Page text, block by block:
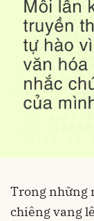
Trong những
chiêng vang